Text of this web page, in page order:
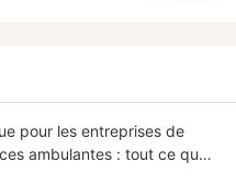
pour les entreprises de
ambulantes : tout ce que